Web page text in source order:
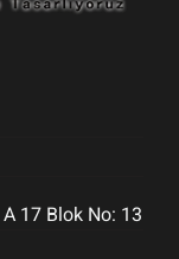
17 Blok No: 13